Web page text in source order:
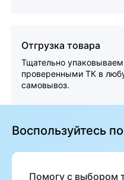
Отгрузка товара
Тщательно
проверенными ТК в
самовывоз.
Воспользуйтесь
Помогу с выбором